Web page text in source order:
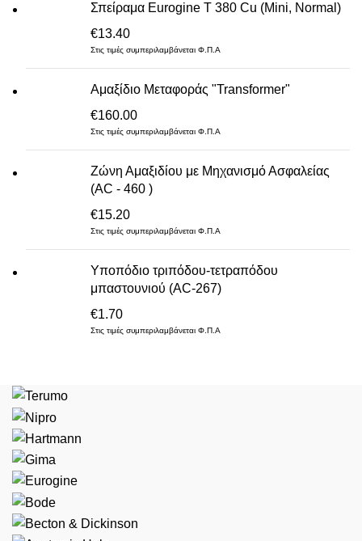
Σπείραμα Eurogine Τ 380 Cu (Mini, Normal)
€13.40
Στις τιμές συμπεριλαμβάνεται Φ.Π.Α
Αμαξίδιο Μεταφοράς "Transformer"
€160.00
Στις τιμές συμπεριλαμβάνεται Φ.Π.Α
Ζώνη Αμαξιδίου με Μηχανισμό Ασφαλείας
(AC - 460 )
€15.20
Στις τιμές συμπεριλαμβάνεται Φ.Π.Α
Υποπόδιο τριπόδου-τετραπόδου
μπαστουνιού (AC-267)
€1.70
Στις τιμές συμπεριλαμβάνεται Φ.Π.Α